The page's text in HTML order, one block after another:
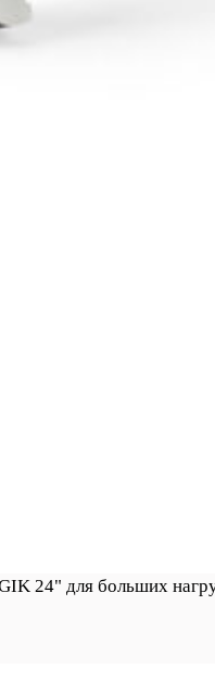
24" для больших